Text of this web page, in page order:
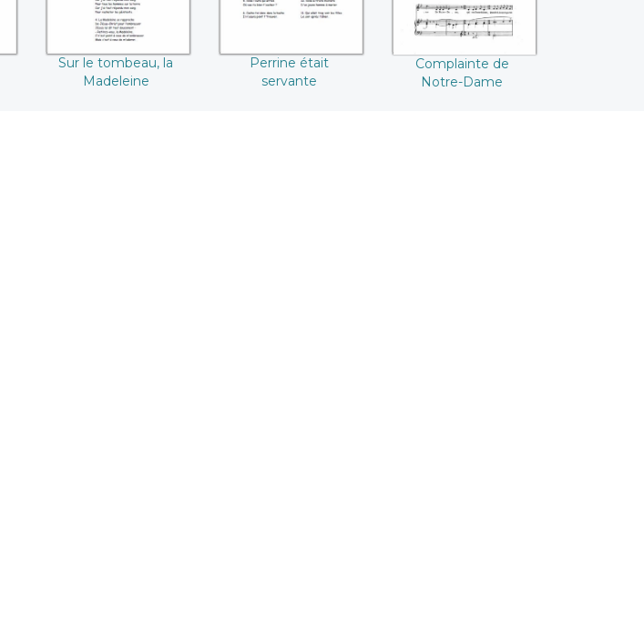
Sur le tombeau, la
Madeleine
Perrine était
servante
Complainte de
Notre-Dame